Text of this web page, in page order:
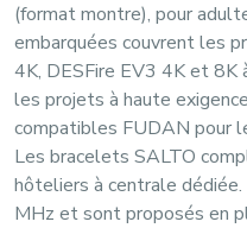
(format montre), pour
embarquées couvrent les
4K, DESFire EV3 4K et 8K
les projets à haute
compatibles FUDAN pour
Les bracelets SALTO
hôteliers à centrale
MHz et sont proposés en